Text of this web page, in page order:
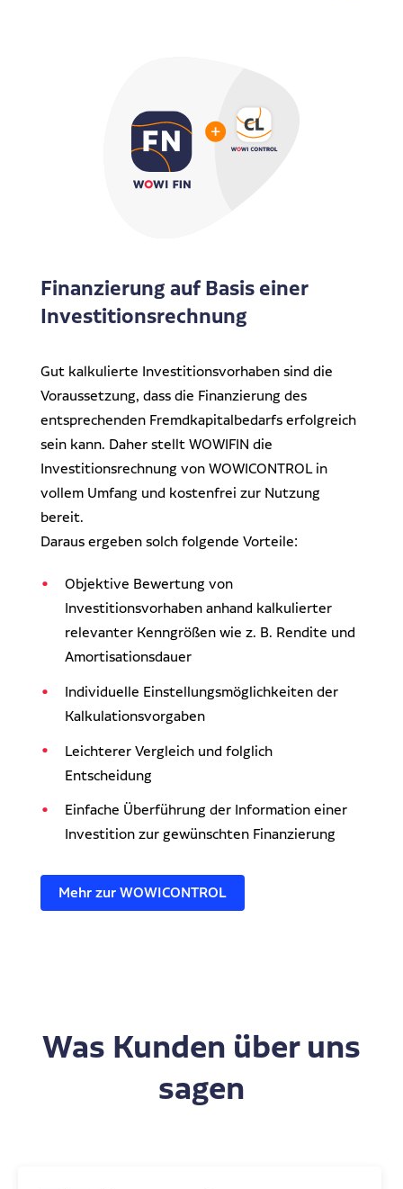
Finanzierung auf Basis einer
Investitionsrechnung
Gut kalkulierte Investitionsvorhaben sind die
Voraussetzung, dass die Finanzierung des
entsprechenden Fremdkapitalbedarfs erfolgreich
sein kann. Daher stellt WOWIFIN die
Investitionsrechnung von WOWICONTROL in
vollem Umfang und kostenfrei zur Nutzung
bereit.
Daraus ergeben solch folgende Vorteile:
Objektive Bewertung von
Investitionsvorhaben anhand kalkulierter
relevanter Kenngrößen wie z. B. Rendite und
Amortisationsdauer
Individuelle Einstellungsmöglichkeiten der
Kalkulationsvorgaben
Leichterer Vergleich und folglich
Entscheidung
Einfache Überführung der Information einer
Investition zur gewünschten Finanzierung
Mehr zur WOWICONTROL
Was Kunden über uns
sagen